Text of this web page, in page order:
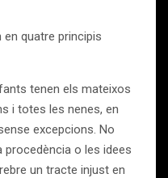
quatre principis
tenen els mateixos
i totes les nenes, en
excepcions. No
procedència o les idees
un tracte injust en